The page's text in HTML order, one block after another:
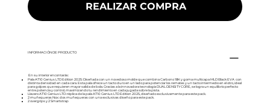
REALIZAR COMPRA
INFORMACIÓN DE PRODUCTO
En su interior encontarás:
Pala AT10 Genius LTD Edition 2025: Diseñada con un novedoso molde que combina Carbono 18K y goma multicapa MLD Black EVA con
distinta densidad en cada cara. Esta pala ofrece un tacto duro en un lado para potenciar los remates y un tacto intermedio en el otro, ideal
para golpes que requieren mayor salida de bola. Gracias a la innovadora tecnología DUAL DENSITY CORE, se logra un equilibrio perfecto
entre potencia y control, maximizando tu rendimiento en cada jugada sobre la pista.
Llavero AT10 Genius LTD :réplica de la pala AT10 Genius LTD Edition 2025, diseñado exclusivamente para este pack.
2 muñequeras Nox: dos muñequeras con una exclusivas diseño para este pack.
2 overgrips y 2 Smartstrap